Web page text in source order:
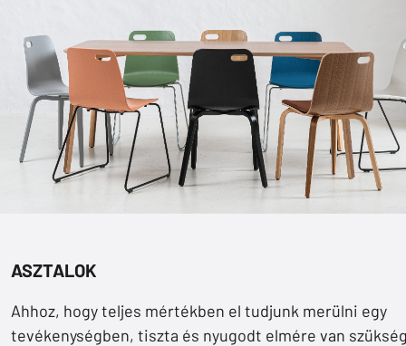
ASZTALOK
Ahhoz, hogy teljes mértékben el tudjunk merülni egy
tevékenységben, tiszta és nyugodt elmére van